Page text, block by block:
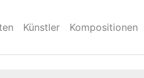
Künstler Kompositionen